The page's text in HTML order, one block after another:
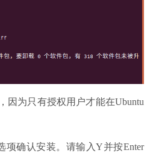
因为只有授权用户才能在Ubuntu
项确认安装。请输入Y并按Enter